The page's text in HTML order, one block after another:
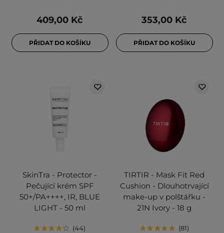
409,00 Kč
PŘIDAT DO KOŠÍKU
353,00 Kč
PŘIDAT DO KOŠÍKU
SkinTra - Protector -
Pečující krém SPF
50+/PA++++, IR, BLUE
LIGHT - 50 ml
44
TIRTIR - Mask Fit Red
Cushion - Dlouhotrvající
make-up v polštářku -
21N Ivory - 18 g
81